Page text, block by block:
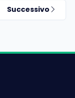
Successivo